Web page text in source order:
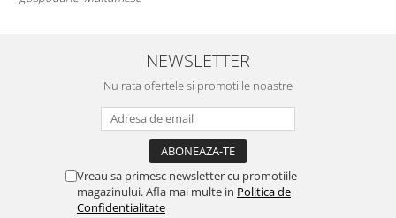
NEWSLETTER
Nu rata ofertele si promotiile noastre
Vreau sa primesc newsletter cu promotiile
magazinului. Afla mai multe in Politica de
Confidentialitate